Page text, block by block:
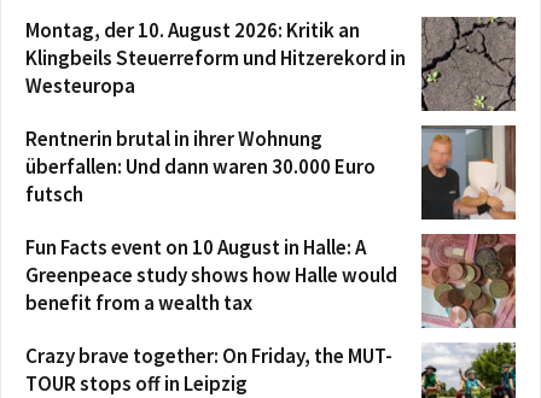
Montag, der 10. August 2026: Kritik an
Klingbeils Steuerreform und Hitzerekord in
Westeuropa
Rentnerin brutal in ihrer Wohnung
überfallen: Und dann waren 30.000 Euro
futsch
Fun Facts event on 10 August in Halle: A
Greenpeace study shows how Halle would
benefit from a wealth tax
Crazy brave together: On Friday, the MUT-
TOUR stops off in Leipzig